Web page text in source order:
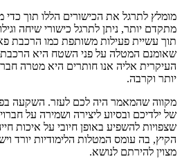
מומלץ לתרגל את הכישורים הללו תוך
מתקדם יותר, ניתן לתרגל כישורי שיחה
תוך עשיית פעילות משותפת כמו הרכבת
שאומנם המטלה על פני השטח היא
העיקרית אליה אנו חותרים היא מטרה
יותר וקרבה.
מקווה שהמאמר היה לכם לעזר. השקעה
של ילדיכם ובסיוע ליצירה ושמירה על
שצפויות להשפיע באופן חיובי על איכות
הקיץ, בה עומס המטלות הלימודיות יורד
מצוין להירתם לנושא.